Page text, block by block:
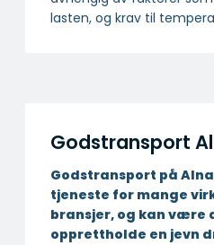
lasten, og krav til
Godstransport
Godstransport på
tjeneste for mange
bransjer, og kan være
opprettholde en jevn